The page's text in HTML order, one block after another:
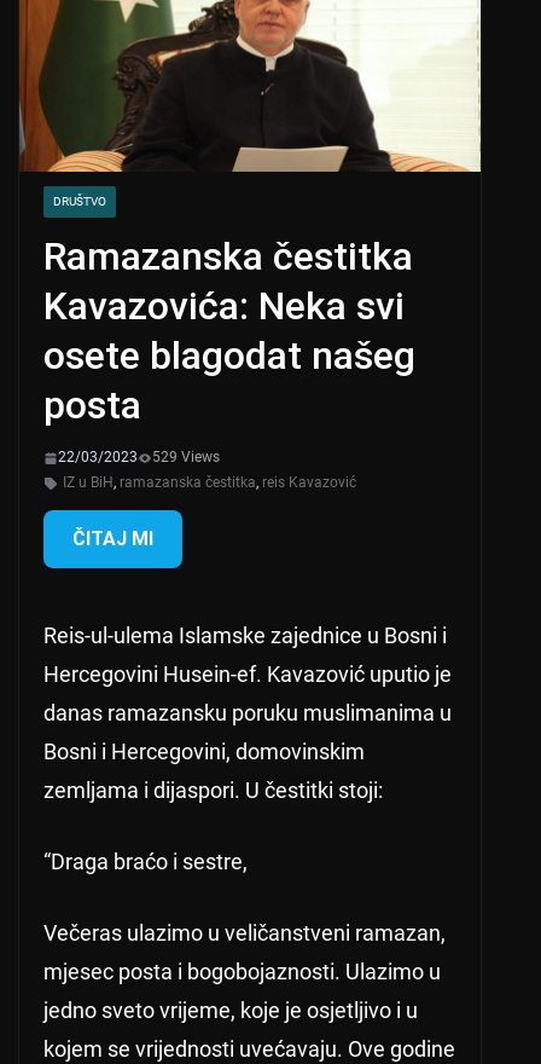
DRUŠTVO
Ramazanska čestitka
Kavazovića: Neka svi
osete blagodat našeg
posta
22/03/2023
529 Views
IZ u BiH, ramazanska čestitka, reis Kavazović
ČITAJ MI
Reis-ul-ulema Islamske zajednice u Bosni i
Hercegovini Husein-ef. Kavazović uputio je
danas ramazansku poruku muslimanima u
Bosni i Hercegovini, domovinskim
zemljama i dijaspori. U čestitki stoji:
“Draga braćo i sestre,
Večeras ulazimo u veličanstveni ramazan,
mjesec posta i bogobojaznosti. Ulazimo u
jedno sveto vrijeme, koje je osjetljivo i u
kojem se vrijednosti uvećavaju. Ove godine